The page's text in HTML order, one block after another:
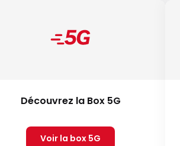
Découvrez la Box 5G
Voir la box 5G